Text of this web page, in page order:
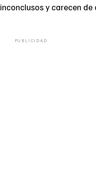
y carecen
PUBLICIDAD